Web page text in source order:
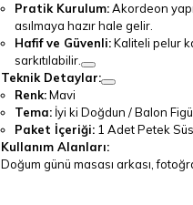
Pratik Kurulum:Akordeon
asılmaya hazır hale gelir.
Hafif ve Güvenli:Kaliteli pelur
sarkıtılabilir.
Teknik Detaylar:
Renk:Mavi
Tema:İyi ki Doğdun / Balon
Paket İçeriği:1 Adet Petek Süs
Kullanım Alanları:
Doğum günü masası arkası,